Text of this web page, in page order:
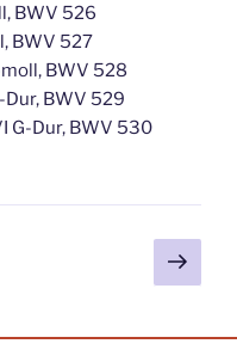
BWV 526
BWV 527
BWV 528
BWV 529
G-Dur, BWV 530